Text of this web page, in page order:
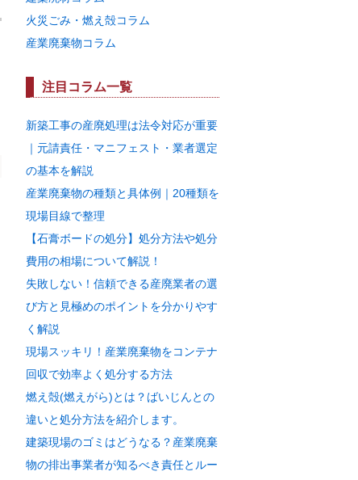
火災ごみ・燃え殻コラム
産業廃棄物コラム
注目コラム一覧
新築工事の産廃処理は法令対応が重要
｜元請責任・マニフェスト・業者選定
の基本を解説
産業廃棄物の種類と具体例｜20種類を
現場目線で整理
【石膏ボードの処分】処分方法や処分
費用の相場について解説！
失敗しない！信頼できる産廃業者の選
び方と見極めのポイントを分かりやす
く解説
現場スッキリ！産業廃棄物をコンテナ
回収で効率よく処分する方法
燃え殻(燃えがら)とは？ばいじんとの
違いと処分方法を紹介します。
建築現場のゴミはどうなる？産業廃棄
物の排出事業者が知るべき責任とルー